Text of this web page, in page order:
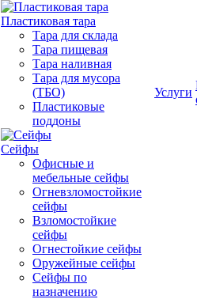
Пластиковая тара
Тара для склада
Тара пищевая
Тара наливная
Тара для мусора
(ТБО)
Пластиковые
поддоны
Сейфы
Офисные и
мебельные сейфы
Огневзломостойкие
сейфы
Взломостойкие
сейфы
Огнестойкие сейфы
Оружейные сейфы
Сейфы по
назначению
Услуги